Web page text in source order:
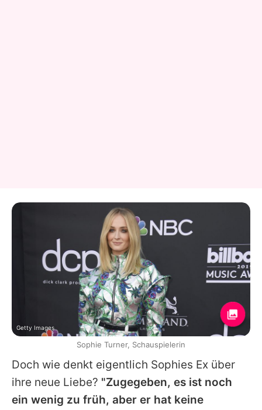
Doch wie denkt eigentlich Sophies Ex über
ihre neue Liebe? "Zugegeben, es ist noch
ein wenig zu früh, aber er hat keine
Getty Images
Sophie Turner, Schauspielerin